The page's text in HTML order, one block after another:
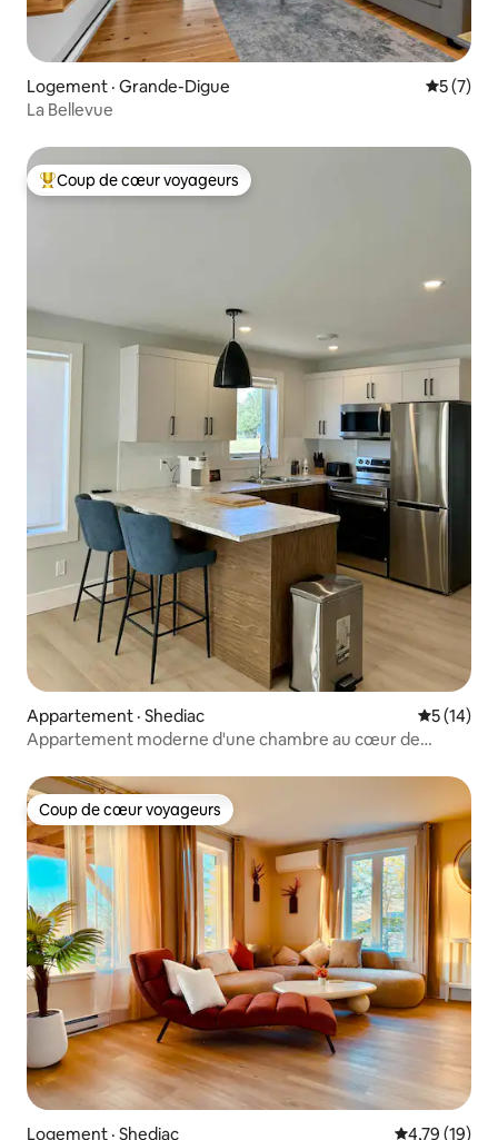
Logement · Grande-Digue Note
5 (7)
La Bellevue
Coup de cœur voyageurs parmi les plus aimés
Coup de cœur voyageurs
Appartement · Shediac Note
5 (14)
Appartement moderne d'une chambre au cœur de
Coup de cœur voyageurs
Coup de cœur voyageurs
Logement · Shediac Note
4,79 (19)